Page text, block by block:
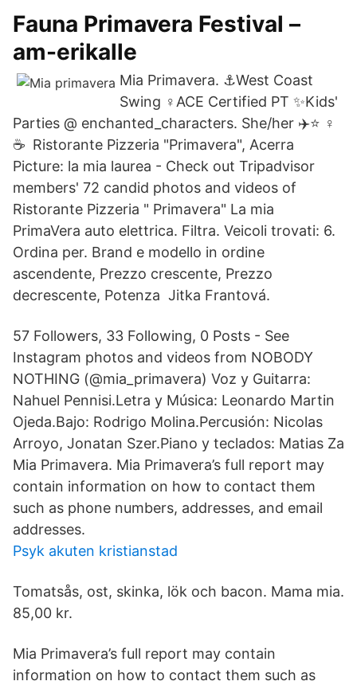
Fauna Primavera Festival –
am-erikalle
Mia Primavera. ⚓️West Coast
Swing ‍♀️ACE Certified PT ✨Kids'
Parties @ enchanted_characters. She/her ✈️⭐️ ‍♀️
☕️ Ristorante Pizzeria "Primavera", Acerra
Picture: la mia laurea - Check out Tripadvisor
members' 72 candid photos and videos of
Ristorante Pizzeria " Primavera" La mia
PrimaVera auto elettrica. Filtra. Veicoli trovati: 6.
Ordina per. Brand e modello in ordine
ascendente, Prezzo crescente, Prezzo
decrescente, Potenza Jitka Frantová.
57 Followers, 33 Following, 0 Posts - See
Instagram photos and videos from NOBODY
NOTHING (@mia_primavera) Voz y Guitarra:
Nahuel Pennisi.Letra y Música: Leonardo Martin
Ojeda.Bajo: Rodrigo Molina.Percusión: Nicolas
Arroyo, Jonatan Szer.Piano y teclados: Matias Za
Mia Primavera. Mia Primavera’s full report may
contain information on how to contact them
such as phone numbers, addresses, and email
addresses.
Psyk akuten kristianstad
Tomatsås, ost, skinka, lök och bacon. Mama mia.
85,00 kr.
Mia Primavera’s full report may contain
information on how to contact them such as